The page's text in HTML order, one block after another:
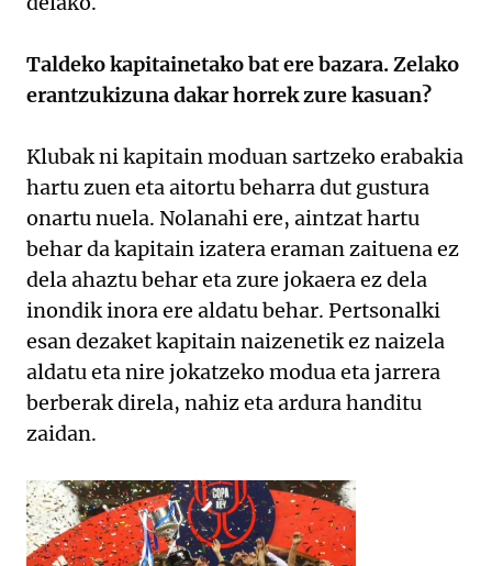
Taldeko kapitainetako bat ere bazara. Zelako
erantzukizuna dakar horrek zure kasuan?
Klubak ni kapitain moduan sartzeko erabakia
hartu zuen eta aitortu beharra dut gustura
onartu nuela. Nolanahi ere, aintzat hartu
behar da kapitain izatera eraman zaituena ez
dela ahaztu behar eta zure jokaera ez dela
inondik inora ere aldatu behar. Pertsonalki
esan dezaket kapitain naizenetik ez naizela
aldatu eta nire jokatzeko modua eta jarrera
berberak direla, nahiz eta ardura handitu
zaidan.